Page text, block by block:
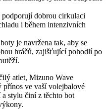
podporují dobrou cirkulaci
i během intenzivních
je navržena tak, aby se
hráčů, zajišťující pohodlí po
atlet, Mizuno Wave
ve vaší volejbalové
stylu činí z těchto bot